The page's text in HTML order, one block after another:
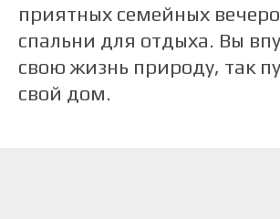
приятных семейных
спальни для отдыха. Вы
свою жизнь природу, так
свой дом.